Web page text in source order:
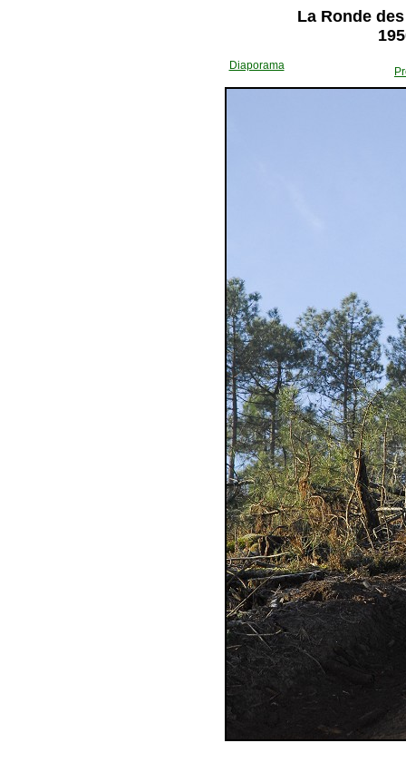
La Ronde
Diaporama